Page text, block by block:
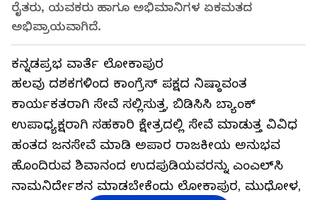
ರೈತರು, ಯವಕರು ಹಾಗೂ ಅಭಿಮಾನಿಗಳ ಏಕಮತದ
ಅಭಿಪ್ರಾಯವಾಗಿದೆ.
ಕನ್ನಡಪ್ರಭ ವಾರ್ತೆ ಲೋಕಾಪುರ
ಹಲವು ದಶಕಗಳಿಂದ ಕಾಂಗ್ರೆಸ್ ಪಕ್ಷದ ನಿಷ್ಠಾವಂತ
ಕಾರ್ಯಕತರಾಗಿ ಸೇವೆ ಸಲ್ಲಿಸುತ್ತ, ಬಿಡಿಸಿಸಿ ಬ್ಯಾಂಕ್‌
ಉಪಾಧ್ಯಕ್ಷರಾಗಿ ಸಹಕಾರಿ ಕ್ಷೇತ್ರದಲ್ಲಿ ಸೇವೆ ಮಾಡುತ್ತ ವಿವಿಧ
ಹಂತದ ಜನಸೇವೆ ಮಾಡಿ ಅಪಾರ ರಾಜಕೀಯ ಅನುಭವ
ಹೊಂದಿರುವ ಶಿವಾನಂದ ಉದಪುಡಿಯವರನ್ನು ಎಂಎಲ್‌ಸಿ
ನಾಮನಿರ್ದೇಶನ ಮಾಡಬೇಕೆಂದು ಲೋಕಾಪುರ, ಮುಧೋಳ,